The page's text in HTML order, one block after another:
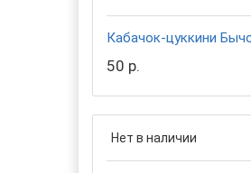
Кабачок-цуккини
50 р.
Нет в наличии